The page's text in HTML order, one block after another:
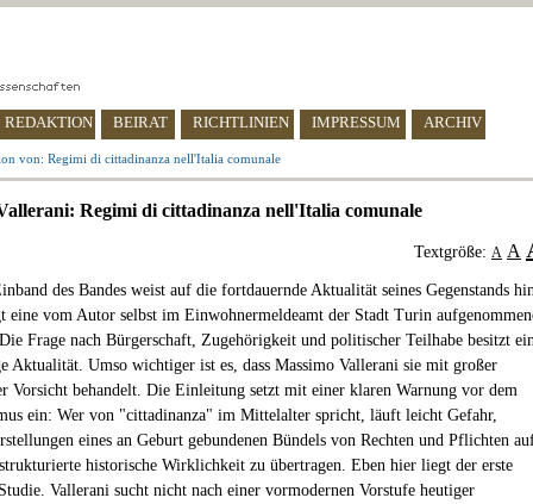
REDAKTION BEIRAT RICHTLINIEN IMPRESSUM ARCHIV
von: Regimi di cittadinanza nell'Italia comunale
Regimi di cittadinanza nell'Italia comunale
Textgröße: A A
des Bandes weist auf die fortdauernde Aktualität seines Gegenstands
eine vom Autor selbst im Einwohnermeldeamt der Stadt Turin
Frage nach Bürgerschaft, Zugehörigkeit und politischer Teilhabe besitzt
Aktualität. Umso wichtiger ist es, dass Massimo Vallerani sie mit großer
Vorsicht behandelt. Die Einleitung setzt mit einer klaren Warnung vor dem
ein: Wer von "cittadinanza" im Mittelalter spricht, läuft leicht Gefahr,
eines an Geburt gebundenen Bündels von Rechten und Pflichten
historische Wirklichkeit zu übertragen. Eben hier liegt der erste
Vallerani sucht nicht nach einer vormodernen Vorstufe heutiger